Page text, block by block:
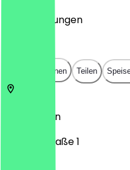
Bewertungen
In App öffnen Teilen
Berlin
Nachodstraße 1